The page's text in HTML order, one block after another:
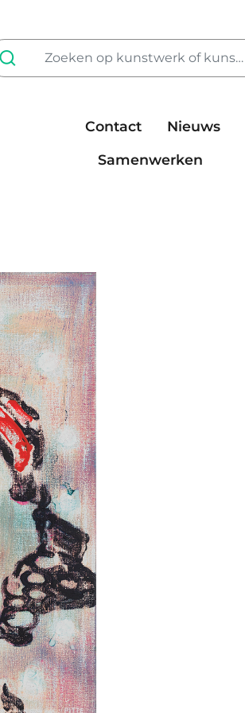
Contact Nieuws
Samenwerken